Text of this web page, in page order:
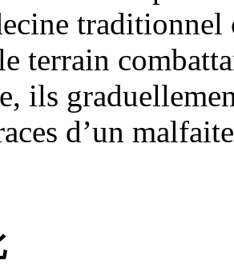
terrain
ils
d’un